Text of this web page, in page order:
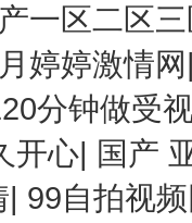
一区二区
婷婷激情网|
分钟做受
开心| 国产
| 99自拍视